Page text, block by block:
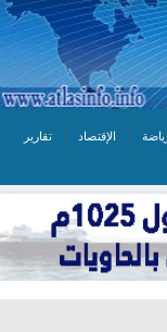
الإقتصاد تقارير